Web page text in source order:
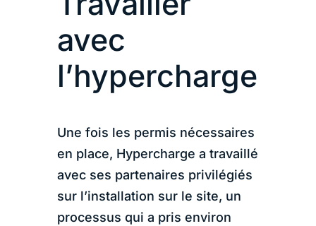
avec
l’hypercharge
Une fois les permis nécessaires
en place, Hypercharge a travaillé
avec ses partenaires privilégiés
sur l’installation sur le site, un
processus qui a pris environ